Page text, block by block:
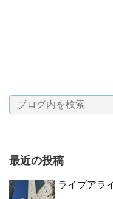
最近の投稿
ライブアラ